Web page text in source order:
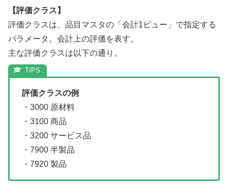
【評価クラス】
評価クラスは、品目マスタの「会計1ビュー」で指定する
パラメータ。会計上の評価を表す。
主な評価クラスは以下の通り。
評価クラスの例
・3000 原材料
・3100 商品
・3200 サービス品
・7900 半製品
・7920 製品